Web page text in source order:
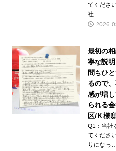
てくださ
社…
2026-
最初の
寧な説
問もひ
るので
感が増
られる
区/Ｋ様
Q1：当社
てくださ
りになっ…